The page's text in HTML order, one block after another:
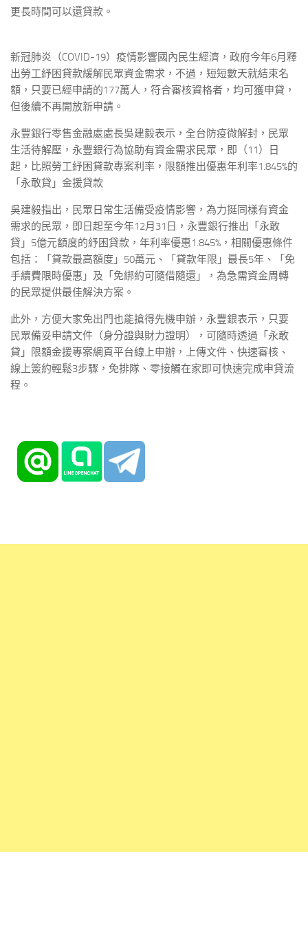
更長時間可以還貸款。
新冠肺炎（COVID-19）疫情影響國內民生經濟，政府今年6月釋
出勞工紓困貸款緩解民眾資金需求，不過，短短數天就結束名
額，只要已經申請的177萬人，符合審核資格者，均可獲申貸，
但後續不再開放新申請。
永豐銀行零售金融處處長吳建毅表示，全台防疫微解封，民眾
生活待解壓，永豐銀行為協助有資金需求民眾，即（11）日
起，比照勞工紓困貸款專案利率，限額推出優惠年利率1.845%的
「永敢貸」金援貸款
吳建毅指出，民眾日常生活備受疫情影響，為力挺同樣有資金
需求的民眾，即日起至今年12月31日，永豐銀行推出「永敢
貸」5億元額度的紓困貸款，年利率優惠1.845%，相關優惠條件
包括：「貸款最高額度」50萬元、「貸款年限」最長5年、「免
手續費限時優惠」及「免綁約可隨借隨還」，為急需資金周轉
的民眾提供最佳解決方案。
此外，方便大家免出門也能搶得先機申辦，永豐銀表示，只要
民眾備妥申請文件（身分證與財力證明），可隨時透過「永敢
貸」限額金援專案網頁平台線上申辦，上傳文件、快速審核、
線上簽約輕鬆3步驟，免排隊、零接觸在家即可快速完成申貸流
程。